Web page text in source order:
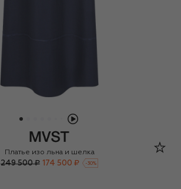
MVST
Платье изо льна и шелка
249 500 ₽ 174 500 ₽ -30%